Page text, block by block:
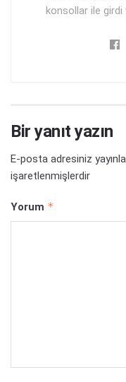
konsollar ile girdi
Bir yanıt yazın
E-posta adresiniz
işaretlenmişlerdir
Yorum *